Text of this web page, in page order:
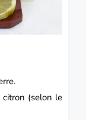
(selon le